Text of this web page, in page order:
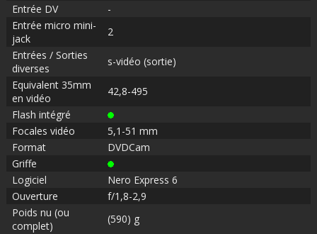
Entrée DV
-
Entrée micro mini-
jack
2
Entrées / Sorties
diverses
s-vidéo (sortie)
Equivalent 35mm
en vidéo
42,8-495
Flash intégré
Focales vidéo
5,1-51 mm
Format
DVDCam
Griffe
Logiciel
Nero Express 6
Ouverture
f/1,8-2,9
Poids nu (ou
complet)
(590) g